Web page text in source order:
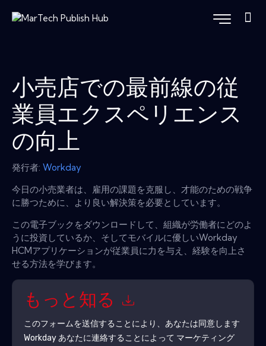
小売店での最前線の従
業員エクスペリエンス
の向上
発行者: Workday
今日の小売業者は、雇用の課題を克服し、才能のための戦争
に勝つために、より良い解決策を必要としています。
この電子ブックをダウンロードして、組織が労働者にどのよ
うに投資しているか、そしてモバイルに優しいWorkday
HCMアプリケーションが従業員に力を与え、経験を向上さ
せる方法を学びます。
もっと知る
このフォームを送信することにより、あなたは同意します
Workdayあなたに連絡することによって マーケティング